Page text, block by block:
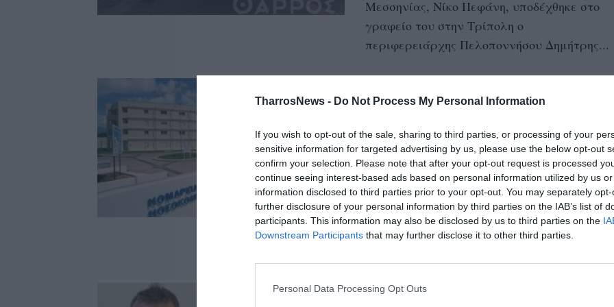
TharrosNews - Do Not Process My Personal Information
If you wish to opt-out of the sale, sharing to third parties, or processing of your
sensitive information for targeted advertising by us, please use the below opt-out
confirm your selection. Please note that after your opt-out request is processed
continue seeing interest-based ads based on personal information utilized by us
information disclosed to third parties prior to your opt-out. You may separately
further disclosure of your personal information by third parties on the IAB’s list of
participants. This information may also be disclosed by us to third parties on the
Downstream Participants that may further disclose it to other third parties.
Personal Data Processing Opt Outs
Μεσσηνίας, Νίκο Πεφάνη, υποδέχθηκε στο
γραφείο του στην Τρίπολη ο
περιφερειάρχης Πελοποννήσου Δημήτρης...
χαρακτηριστικά η συνεργασία,
λογοδοσία»
07/08/2025 06:17
Ανέλαβε καθήκοντα ο νέος διοικητής του
νοσοκομείου Καλαμάτας Τα καθήκοντά του
ανέλαβε επίσημα ο νέος διοικητής του
Ανέλαβαν οι νέοι διοικητές